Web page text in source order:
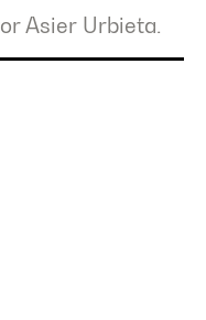
Asier Urbieta.